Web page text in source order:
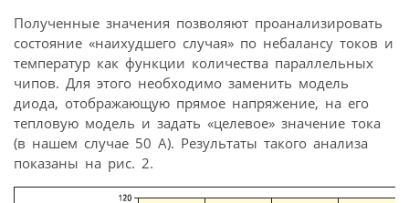
Полученные значения позволяют проанализировать
состояние «наихудшего случая» по небалансу токов и
температур как функции количества параллельных
чипов. Для этого необходимо заменить модель
диода, отображающую прямое напряжение, на его
тепловую модель и задать «целевое» значение тока
(в нашем случае 50 А). Результаты такого анализа
показаны на рис. 2.